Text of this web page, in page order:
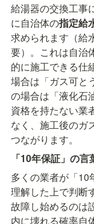
給湯器の交換工事
に自治体の指定給
求められます（給
要）。これは自治
的に施工できる仕
場合は「ガス可と
の場合は「液化石
資格を持たない業
なく、施工後のガ
つながります。
「10年保証」の
多くの業者が「10
理解した上で判断
故障し始めるのは
内に壊れる確率自